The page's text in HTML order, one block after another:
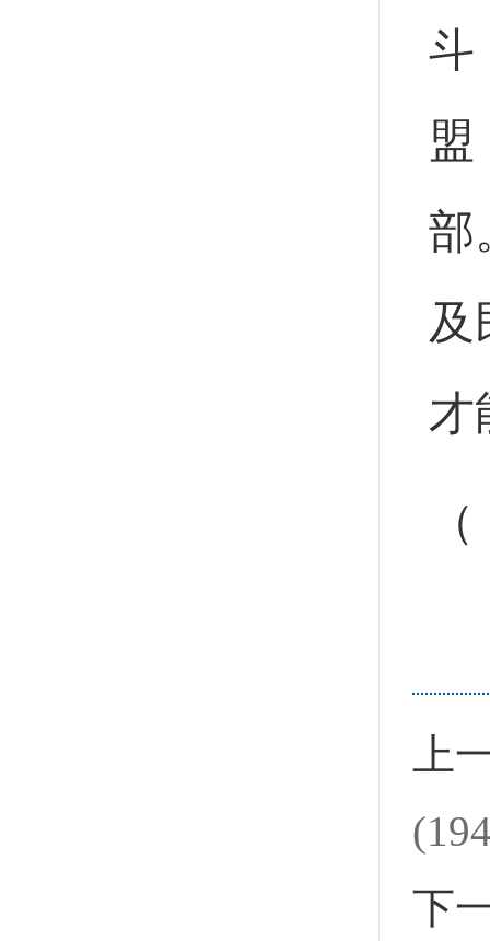
斗
盟
部
及
才
上
下